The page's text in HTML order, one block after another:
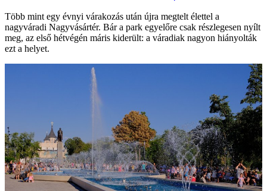
Több mint egy évnyi várakozás után újra megtelt élettel a
nagyváradi Nagyvásártér. Bár a park egyelőre csak részlegesen nyílt
meg, az első hétvégén máris kiderült: a váradiak nagyon hiányolták
ezt a helyet.